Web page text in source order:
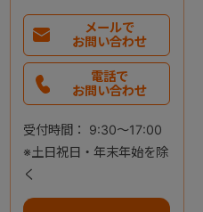
メールで
お問い合わせ
電話で
お問い合わせ
受付時間： 9:30～17:00
※土日祝日・年末年始を除
く